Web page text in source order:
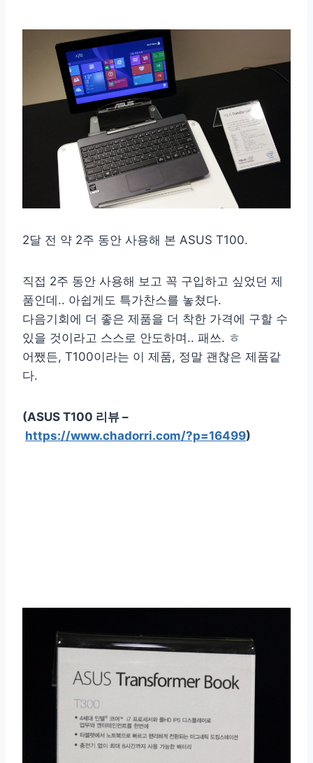
2달 전 약 2주 동안 사용해 본 ASUS T100.
직접 2주 동안 사용해 보고 꼭 구입하고 싶었던 제
품인데.. 아쉽게도 특가찬스를 놓쳤다.
다음기회에 더 좋은 제품을 더 착한 가격에 구할 수
있을 것이라고 스스로 안도하며.. 패쓰. ㅎ
어쨌든, T100이라는 이 제품, 정말 괜찮은 제품같
다.
(ASUS T100 리뷰 –
https://www.chadorri.com/?p=16499)